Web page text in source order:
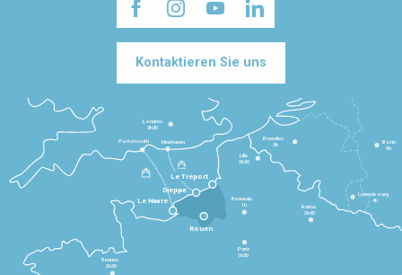
Kontaktieren Sie uns
Le Havre
Dieppe
Le Tréport
Rennes
2h30
Paris
1h30
Beauvais
1h
Reims
2h45
Lille
2h30
Bruxelles
3h
Londres
3h30
Newhaven
Portsmouth
Bonn
5h
Luxembourg
4h
Rouen